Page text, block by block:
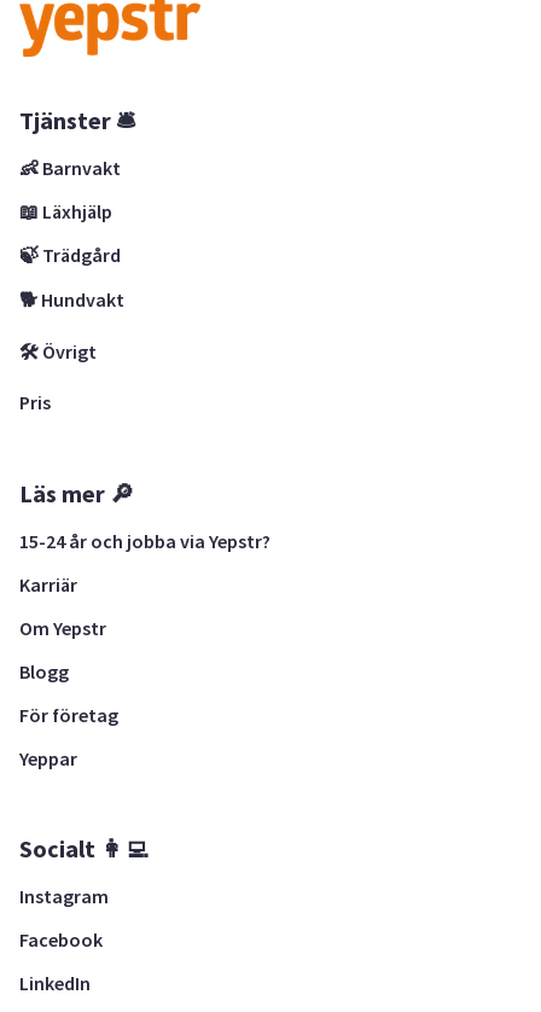
Tjänster 🛎
👶 Barnvakt
📖 Läxhjälp
🍃 Trädgård
🐕 Hundvakt
🛠 Övrigt
Pris
Läs mer 🔎
15-24 år och jobba via Yepstr?
Karriär
Om Yepstr
Blogg
För företag
Yeppar
Socialt 👩‍💻
Instagram
Facebook
LinkedIn